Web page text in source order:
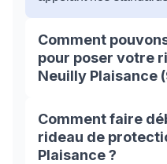
Comment
pour poser votre
Neuilly Plaisance
Pour les particuliers
à Neuilly Plaisance
disposent d'un savoir-
Comment faire
rideau de
Plaisance ?